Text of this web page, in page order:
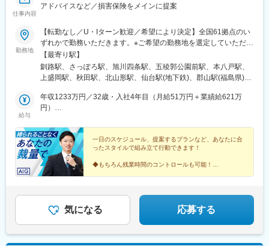
仕事内容
アドバイスなど／損害保険をメインに提案
勤務地
【転勤なし／U・Iターン歓迎／希望により決定】全国61拠点のい
ずれかで勤務いただきます。※ご希望の勤務地を選定していただけ
ます。※現住所と希望勤務地が異なる場合、面接は現住所の近くで
行うことも可能です。★受動喫煙対策：敷地内喫煙可能場所あり
（勤務先に応じて変動の可能性あり）
【最寄り駅】
釧路駅、さっぽろ駅、旭川四条駅、五稜郭公園前駅、本八戸駅、
上盛岡駅、秋田駅、北山形駅、仙台駅(地下鉄)、郡山駅(福島県)、
水戸駅、つくば駅、東武宇都宮駅、前橋駅、大宮駅(埼玉県)、海浜
幕張駅、甲府駅、松本駅、新潟駅、インテック本社前駅、北鉄金
駅、豊橋公園前駅、津新町駅、大阪梅田駅(阪急線)、大阪阿部野橋
駅、草津駅(滋賀県)、丹波口駅、三宮駅(神戸新交通)、姫路駅、新
大宮駅、和歌山駅、東中央町駅、紙屋町東駅、徳山駅、鳥取駅、
松江駅、片原町駅(香川県)、蓮池町通駅、阿波富田駅、市役所前駅
(愛媛県)、赤坂駅(福岡県)、平和通駅、西鉄久留米駅、佐賀駅、桜
駅(沖縄県)、札幌駅、中央病院前駅、あおば通駅、六本木一丁目
駅、京王八王子駅、金手駅、西松本駅、富山駅北駅、仁愛女子高
給与
年収1233万円／32歳・入社4年目（月給51万円＋業績給621万
円）
一日のスケジュール、提案するプランなど、あなたに合
ったスタイルで組み立て行動できます！
◆もちろん残業時間のコントロールも可能！
気になる 応募する